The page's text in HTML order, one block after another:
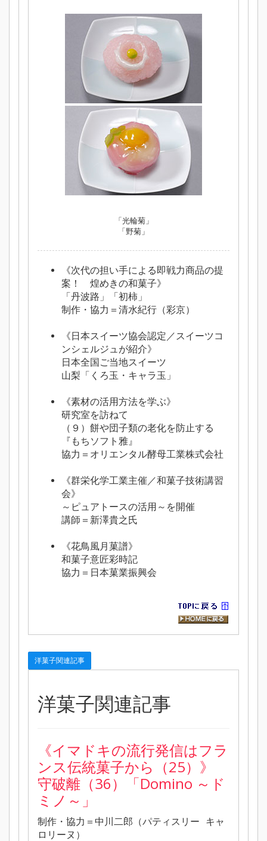
「光輪菊」
「野菊」
《次代の担い手による即戦力商品の提
案！ 煌めきの和菓子》
「丹波路」「初柿」
制作・協力＝清水紀行（彩京）
《日本スイーツ協会認定／スイーツコ
ンシェルジュが紹介》
日本全国ご当地スイーツ
山梨「くろ玉・キャラ玉」
《素材の活用方法を学ぶ》
研究室を訪ねて
（９）餅や団子類の老化を防止する
『もちソフト雅』
協力＝オリエンタル酵母工業株式会社
《群栄化学工業主催／和菓子技術講習
会》
～ピュアトースの活用～を開催
講師＝新澤貴之氏
《花鳥風月菓譜》
和菓子意匠彩時記
協力＝日本菓業振興会
洋菓子関連記事
洋菓子関連記事
《イマドキの流行発信はフラ
ンス伝統菓子から（25）》
守破離（36）「Domino ～ド
ミノ～」
制作・協力＝中川二郎（パティスリー キャ
ロリーヌ）